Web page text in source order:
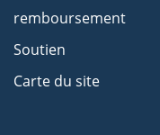
remboursement
Soutien
Carte du site